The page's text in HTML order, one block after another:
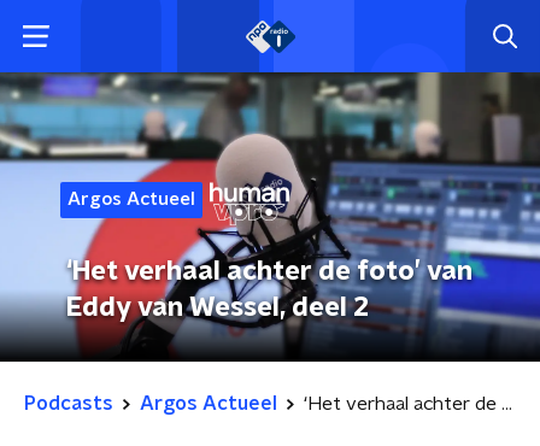
Argos Actueel
‘Het verhaal achter de foto’ van
Eddy van Wessel, deel 2
Podcasts Argos Actueel ‘Het verhaal achter de foto’ van Eddy van Wessel, deel 2